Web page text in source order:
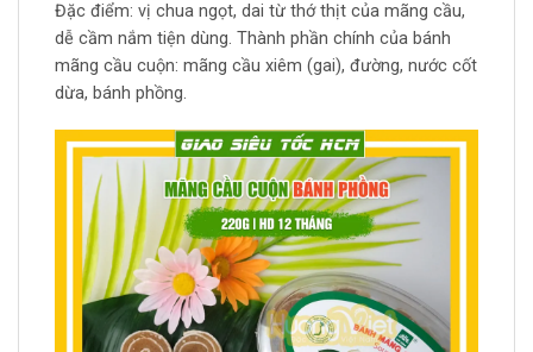
Đặc điểm: vị chua ngọt, dai từ thớ thịt của mãng cầu,
dễ cầm nắm tiện dùng. Thành phần chính của bánh
mãng cầu cuộn: mãng cầu xiêm (gai), đường, nước cốt
dừa, bánh phồng.